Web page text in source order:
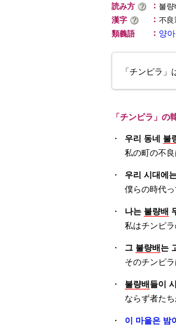
読み方
： 불
漢字
： 不良
類義語
： 양아
「チンピラ」
「チンピラ」の
・ 우리 동네 불
私の町の不良
・ 우리 시대에
僕らの時代
・ 나는 불량배
私はチンピ
・ 그 불량배 는
そのチンピ
・ 불량배 들이
ならず者た
・ 이 마을은 밤